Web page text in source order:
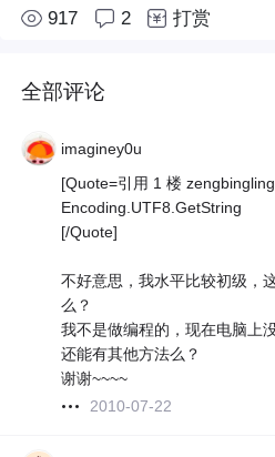
917 2 打赏
全部评论
imaginey0u
[Quote=引用 1 楼
Encoding.UTF8.GetString
[/Quote]
不好意思，我水平比较初级，
么？
我不是做编程的，现在电脑上
还能有其他方法么？
谢谢~~~~
2010-07-22